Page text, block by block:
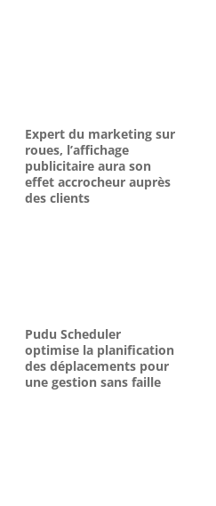
Expert du marketing sur
roues, l’affichage
publicitaire aura son
effet accrocheur auprès
des clients
Pudu Scheduler
optimise la planification
des déplacements pour
une gestion sans faille